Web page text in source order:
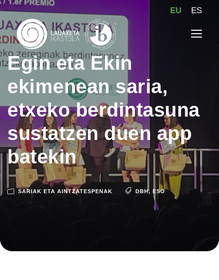
EU ES
Egin eta Ekin
ekimenean saria,
etxeko berdintasuna
sustatzen duen app
batekin
SARIAK ETA AINTZATESPENAK DBH, ESO